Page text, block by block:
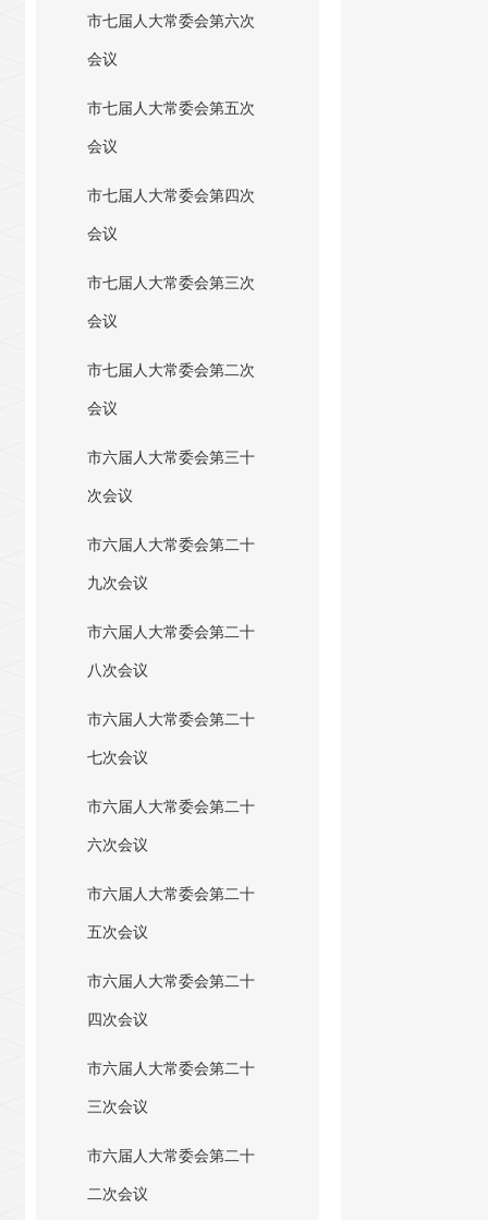
市七届人大常委会第六次
会议
市七届人大常委会第五次
会议
市七届人大常委会第四次
会议
市七届人大常委会第三次
会议
市七届人大常委会第二次
会议
市六届人大常委会第三十
次会议
市六届人大常委会第二十
九次会议
市六届人大常委会第二十
八次会议
市六届人大常委会第二十
七次会议
市六届人大常委会第二十
六次会议
市六届人大常委会第二十
五次会议
市六届人大常委会第二十
四次会议
市六届人大常委会第二十
三次会议
市六届人大常委会第二十
二次会议